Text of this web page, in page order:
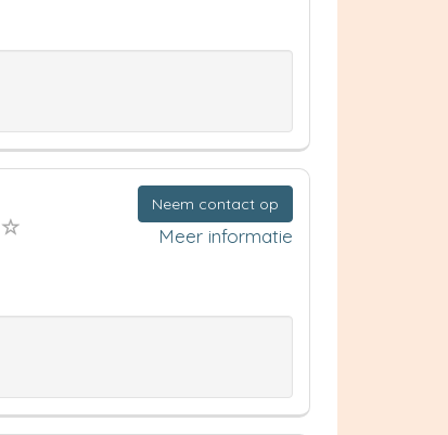
Neem contact op
Meer informatie